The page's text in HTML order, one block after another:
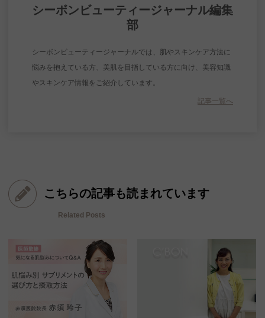
シーボンビューティージャーナル編集
部
シーボンビューティージャーナルでは、肌やスキンケア方法に
悩みを抱えている方、美肌を目指している方に向け、美容知識
やスキンケア情報をご紹介しています。
記事一覧へ
こちらの記事も読まれています
Related Posts